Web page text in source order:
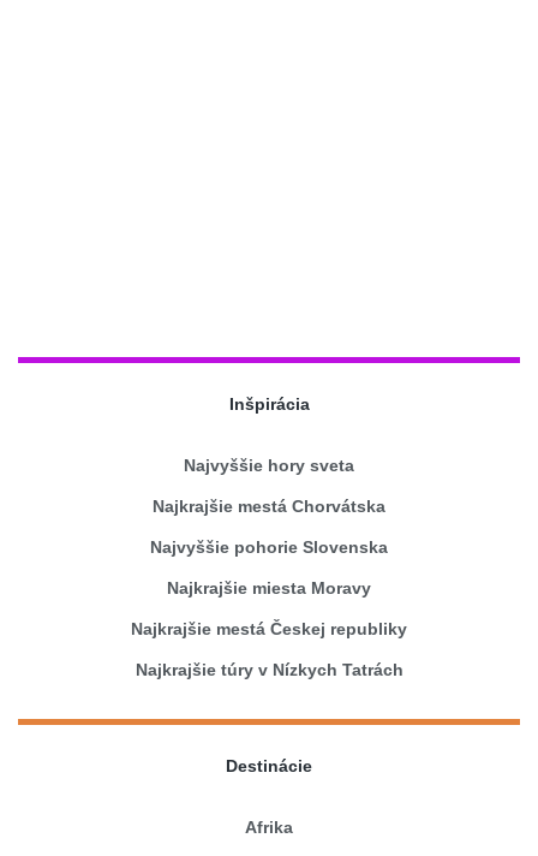
Inšpirácia
Najvyššie hory sveta
Najkrajšie mestá Chorvátska
Najvyššie pohorie Slovenska
Najkrajšie miesta Moravy
Najkrajšie mestá Českej republiky
Najkrajšie túry v Nízkych Tatrách
Destinácie
Afrika